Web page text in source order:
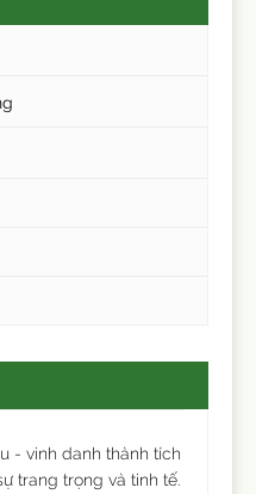
- vinh danh thành tích
trang trọng và tinh tế.